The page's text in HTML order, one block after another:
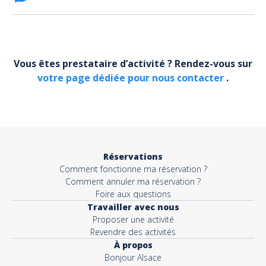
Objet*
Vous êtes prestataire d’activité ? Rendez-vous sur
votre page dédiée pour nous contacter .
Réservations
Comment fonctionne ma réservation ?
Comment annuler ma réservation ?
Foire aux questions
Travailler avec nous
Proposer une activité
Revendre des activités
À propos
Bonjour Alsace